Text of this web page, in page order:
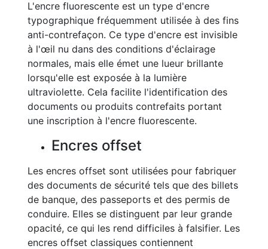
L'encre fluorescente est un type d'encre
typographique fréquemment utilisée à des fins
anti-contrefaçon. Ce type d'encre est invisible
à l'œil nu dans des conditions d'éclairage
normales, mais elle émet une lueur brillante
lorsqu'elle est exposée à la lumière
ultraviolette. Cela facilite l'identification des
documents ou produits contrefaits portant
une inscription à l'encre fluorescente.
Encres offset
Les encres offset sont utilisées pour fabriquer
des documents de sécurité tels que des billets
de banque, des passeports et des permis de
conduire. Elles se distinguent par leur grande
opacité, ce qui les rend difficiles à falsifier. Les
encres offset classiques contiennent